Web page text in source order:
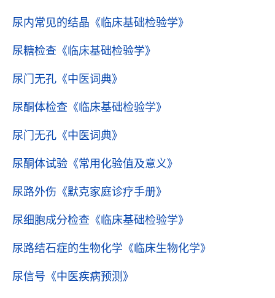
尿内常见的结晶 《临床基础检验学》
尿糖检查 《临床基础检验学》
尿门无孔 《中医词典》
尿酮体检查 《临床基础检验学》
尿门无孔 《中医词典》
尿酮体试验 《常用化验值及意义》
尿路外伤 《默克家庭诊疗手册》
尿细胞成分检查 《临床基础检验学》
尿路结石症的生物化学 《临床生物化学》
尿信号 《中医疾病预测》